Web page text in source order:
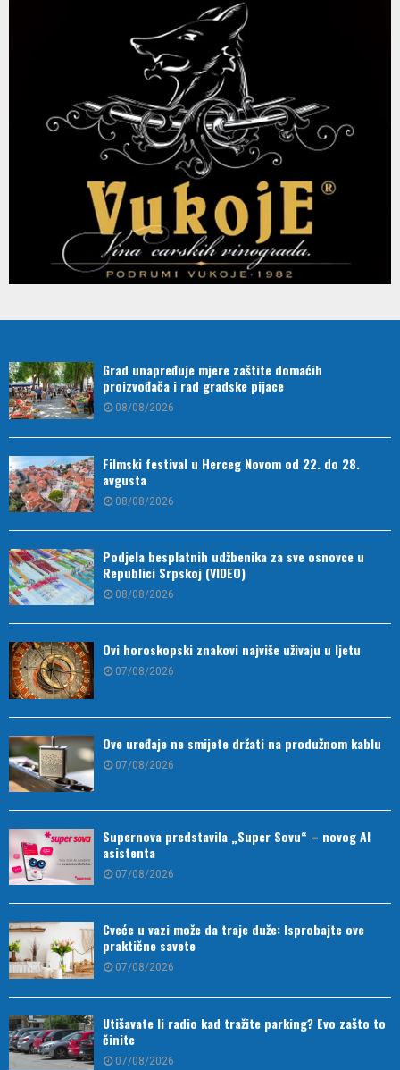
Grad unapređuje mjere zaštite domaćih
proizvođača i rad gradske pijace
08/08/2026
Filmski festival u Herceg Novom od 22. do 28.
avgusta
08/08/2026
Podjela besplatnih udžbenika za sve osnovce u
Republici Srpskoj (VIDEO)
08/08/2026
Ovi horoskopski znakovi najviše uživaju u ljetu
07/08/2026
Ove uređaje ne smijete držati na produžnom kablu
07/08/2026
Supernova predstavila „Super Sovu“ – novog AI
asistenta
07/08/2026
Cveće u vazi može da traje duže: Isprobajte ove
praktične savete
07/08/2026
Utišavate li radio kad tražite parking? Evo zašto to
činite
07/08/2026